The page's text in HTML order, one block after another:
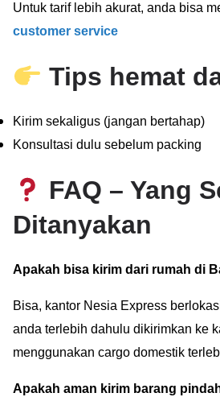
Untuk tarif lebih akurat, anda bisa
customer service
Tips hemat
Kirim sekaligus (jangan bertahap)
Konsultasi dulu sebelum packing
FAQ – Yang
Ditanyakan
Apakah bisa kirim dari rumah di
Bisa, kantor Nesia Express
anda terlebih dahulu dikirimkan ke
menggunakan cargo domestik
Apakah aman kirim barang